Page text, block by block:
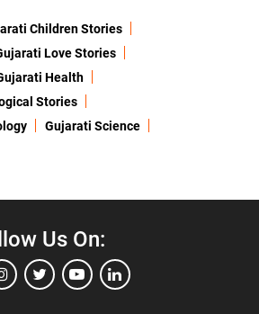
Children Stories
Love Stories
Health
Stories
Gujarati Science
Us On: